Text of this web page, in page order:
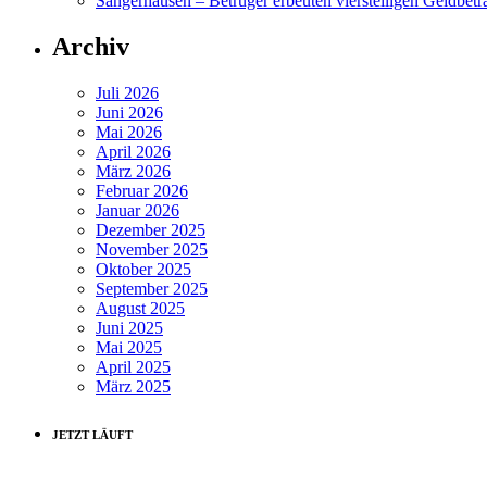
Archiv
Juli 2026
Juni 2026
Mai 2026
April 2026
März 2026
Februar 2026
Januar 2026
Dezember 2025
November 2025
Oktober 2025
September 2025
August 2025
Juni 2025
Mai 2025
April 2025
März 2025
JETZT LÄUFT